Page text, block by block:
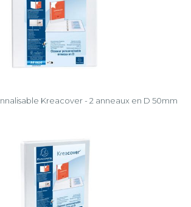
Kreacover - 2 anneaux en D 50mm